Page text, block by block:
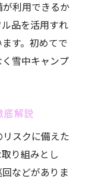
利用できるか
品を活用すれ
す。初めてで
雪中キャンプ
底解説
スクに備えた
り組みとし
などがありま